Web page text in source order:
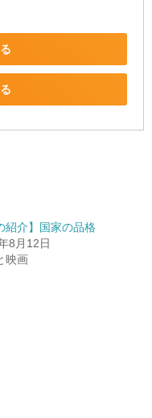
紹介】国家の品格
8月12日
映画